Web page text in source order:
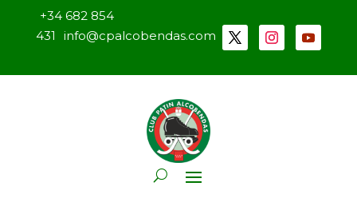
+34 682 854
431
info@cpalcobendas.com